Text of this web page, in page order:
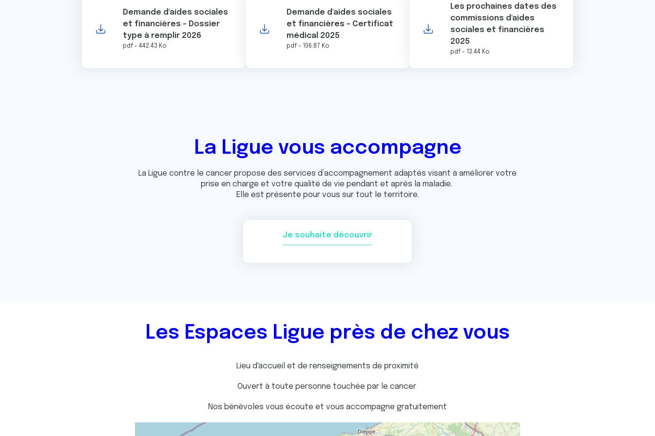
Demande d'aides sociales
et financières - Dossier
type à remplir 2026
pdf - 442.43 Ko
Demande d'aides sociales
et financières - Certificat
médical 2025
pdf - 106.87 Ko
Les prochaines dates des
commissions d'aides
sociales et financières
2025
pdf - 13.44 Ko
La Ligue vous accompagne
La Ligue contre le cancer propose des services d’accompagnement adaptés visant à améliorer votre
prise en charge et votre qualité de vie pendant et après la maladie.
Elle est présente pour vous sur tout le territoire.
Je souhaite découvrir
Les Espaces Ligue près de chez vous
Lieu d'accueil et de renseignements de proximité
Ouvert à toute personne touchée par le cancer
Nos bénévoles vous écoute et vous accompagne gratuitement